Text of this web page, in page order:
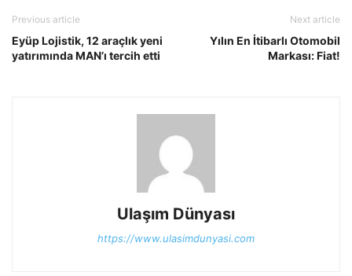
Previous article
Eyüp Lojistik, 12 araçlık yeni
yatırımında MAN’ı tercih etti
Next article
Yılın En İtibarlı Otomobil
Markası: Fiat!
Ulaşım Dünyası
https://www.ulasimdunyasi.com